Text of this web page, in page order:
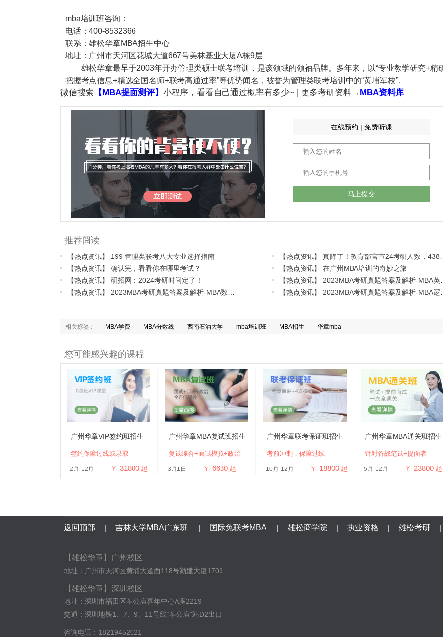
mba培训班咨询：
电话：400-8532366
联系：雄松华章MBA招生中心
地址：广州市天河区花城大道667号美林基业大厦A栋9层
雄松华章最早于2003年开办管理类硕士联考培训，是该领域的领袖品牌。多年来，以“专业教学研究+精
把握考点信息+精选全国名师+联考高通过率”等优势闻名，被誉为管理类联考培训中的“黄埔军校”。
微信搜索 【MBA提面测评】 小程序，看看自己通过概率有多少~ | 更多考研资料→ MBA资料库
在线预约 | 免费听课
马上提交
推荐阅读
【热点资讯】 199 管理类联考八大专业选择指南
【热点资讯】 确认完，看看你在哪里考试？
【热点资讯】 在广州MBA培训的奇妙之旅
【热点资讯】 研招网：2024考研时间定了！
相关标签： MBA学费 MBA分数线 西南石油大学 mba培训班 MBA招生 华章mba
您可能感兴趣的课程
广州华章VIP签约班招生
签约保障过线或录取
2月-12月 ￥ 31800 起
广州华章MBA复试班招生
复试综合+面试模拟+政治
3月1日 ￥ 6680 起
广州华章联考保证班招生
考前冲刺，保障过线
10月-12月 ￥ 18800 起
广州华章MBA通关班招生
针对备战笔试+提面者
5月-12月 ￥ 23800 起
返回顶部 | 吉林大学MBA广东班 | 国际免联考MBA | 雄松商学院 | 执业资格 | 雄松考研 |
【雄松华章】广州校区
地址：广州市天河区黄埔大道西118号勤建大厦1703
【雄松华章】深圳校区
地址：深圳市福田区车公庙喜年中心A座2219
交通：深圳地铁1、7、9、11号线“车公庙”站D2出口
咨询电话：18219452021